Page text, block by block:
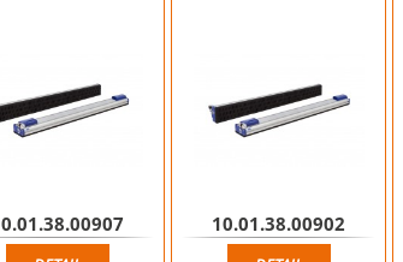
10.01.38.00902